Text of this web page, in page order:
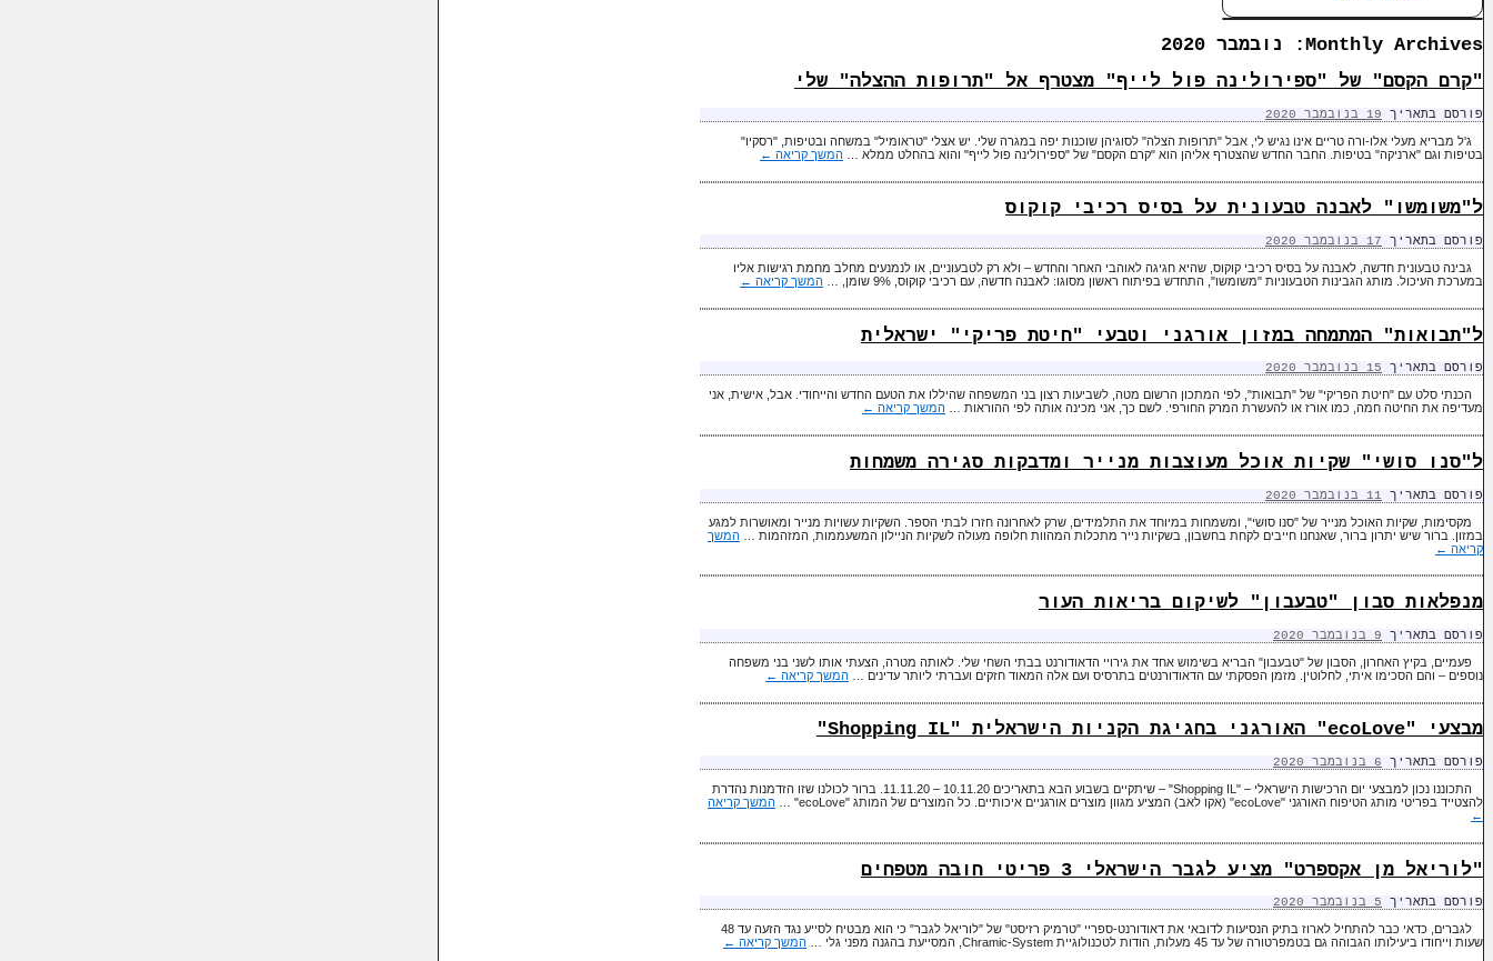
Monthly Archives:
נובמבר 2020
"קרם הקסם" של "ספירולינה פול לייף" מצטרף אל "תרופות ההצלה" שלי
פורסם בתאריך 19 בנובמבר 2020
ג'ל מבריא מעלי אלו-ורה טריים אינו נגיש לי, אבל "תרופות הצלה" לסוגיהן שוכנות יפה במגרה שלי. יש אצלי "טראומיל" במשחה ובטיפות, "רסקיו"
בטיפות וגם "ארניקה" בטיפות. החבר החדש שהצטרף אליהן הוא "קרם הקסם" של "ספירולינה פול לייף" והוא בהחלט ממלא … המשך קריאה ←
ל"משומשו" לאבנה טבעונית על בסיס רכיבי קוקוס
פורסם בתאריך 17 בנובמבר 2020
גבינה טבעונית חדשה, לאבנה על בסיס רכיבי קוקוס, שהיא חגיגה לאוהבי האחר והחדש – ולא רק לטבעוניים, או לנמנעים מחלב מחמת רגישות אליו
במערכת העיכול. מותג הגבינות הטבעוניות "משומשו", התחדש בפיתוח ראשון מסוגו: לאבנה חדשה, עם רכיבי קוקוס, 9% שומן, …
המשך קריאה ←
ל"תבואות" המתמחה במזון אורגני וטבעי "חיטת פריקי" ישראלית
פורסם בתאריך 15 בנובמבר 2020
הכנתי סלט עם "חיטת הפריקי" של "תבואות", לפי המתכון הרשום מטה, לשביעות רצון בני המשפחה שהיללו את הטעם החדש והייחודי. אבל, אישית, אני
מעדיפה את החיטה חמה, כמו אורז או להעשרת המרק החורפי. לשם כך, אני מכינה אותה לפי ההוראות … המשך קריאה ←
ל"סנו סושי" שקיות אוכל מעוצבות מנייר ומדבקות סגירה משמחות
פורסם בתאריך 11 בנובמבר 2020
מקסימות, שקיות האוכל מנייר של "סנו סושי", ומשמחות במיוחד את התלמידים, שרק לאחרונה חזרו לבתי הספר. השקיות עשויות מנייר ומאושרות למגע
במזון. ברור שיש יתרון ברור, שאנחנו חייבים לקחת בחשבון, בשקיות נייר מתכלות המהוות חלופה מעולה לשקיות הניילון המשעממות, המזהמות … המשך
קריאה ←
מנפלאות סבון "טבעבון" לשיקום בריאות העור
פורסם בתאריך 9 בנובמבר 2020
פעמיים, בקיץ האחרון, הסבון של "טבעבון" הבריא בשימוש אחד את גירויי הדאודורנט בבתי השחי שלי. לאותה מטרה, הצעתי אותו לשני בני משפחה
נוספים – והם הסכימו איתי, לחלוטין. מזמן הפסקתי עם הדאודורנטים בתרסיס ועם אלה המאוד חזקים ועברתי ליותר עדינים … המשך קריאה ←
מבצעי "ecoLove" האורגני בחגיגת הקניות הישראלית "Shopping IL"
פורסם בתאריך 6 בנובמבר 2020
התכוננו נכון למבצעי יום הרכישות הישראלי – "Shopping IL" – שיתקיים בשבוע הבא בתאריכים 10.11.20 – 11.11.20. ברור לכולנו שזו הזדמנות נהדרת
להצטייד בפריטי מותג הטיפוח האורגני "ecoLove" (אקו לאב) המציע מגוון מוצרים אורגניים איכותיים. כל המוצרים של המותג "ecoLove" …
המשך קריאה
←
"לוריאל מן אקספרט" מציע לגבר הישראלי 3 פריטי חובה מטפחים
פורסם בתאריך 5 בנובמבר 2020
לגברים, כדאי כבר להתחיל לארוז בתיק הנסיעות לדובאי את דאודורנט-ספריי "טרמיק רזיסט" של "לוריאל לגבר" כי הוא מבטיח לסייע נגד הזעה עד 48
שעות וייחודו ביעילותו הגבוהה גם בטמפרטורה של עד 45 מעלות, הודות לטכנולוגיית Chramic-System, המסייעת בהגנה מפני גלי …
המשך קריאה ←